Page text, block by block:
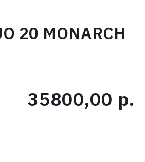
20 MONARCH
35800,00 р.